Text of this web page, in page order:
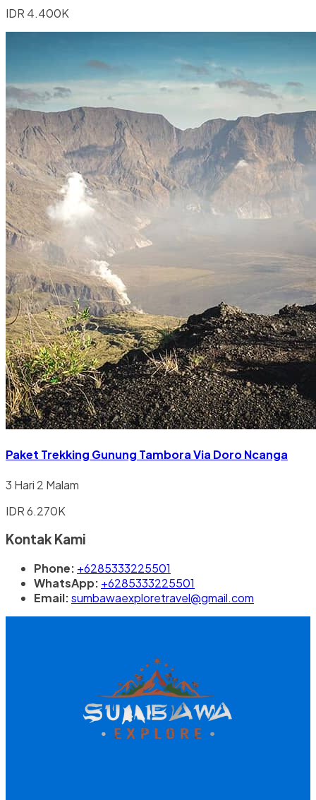
IDR 4.400K
Paket Trekking Gunung Tambora Via Doro Ncanga
3 Hari 2 Malam
IDR 6.270K
Kontak Kami
Phone: +6285333225501
WhatsApp: +6285333225501
Email:sumbawaexploretravel@gmail.com